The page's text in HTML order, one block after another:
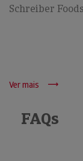
Schreiber
Ver mais
FAQs